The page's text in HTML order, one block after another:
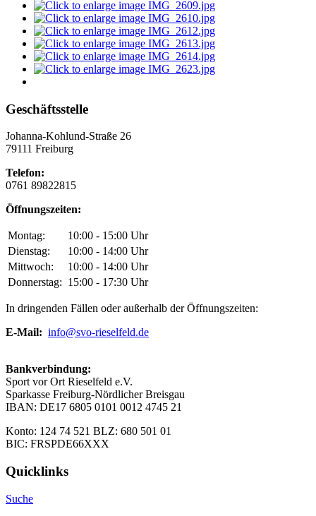
Geschäftsstelle
Johanna-Kohlund-Straße 26
79111 Freiburg
Telefon:
0761 89822815
Öffnungszeiten:
Montag:
10:00 - 15:00 Uhr
Dienstag:
10:00 - 14:00 Uhr
Mittwoch:
10:00 - 14:00 Uhr
Donnerstag: 15:00 - 17:30 Uhr
In dringenden Fällen oder außerhalb der Öffnungszeiten:
E-Mail: info@svo-rieselfeld.de
Bankverbindung:
Sport vor Ort Rieselfeld e.V.
Sparkasse Freiburg-Nördlicher Breisgau
IBAN: DE17 6805 0101 0012 4745 21
Konto: 124 74 521 BLZ: 680 501 01
BIC: FRSPDE66XXX
Quicklinks
Suche